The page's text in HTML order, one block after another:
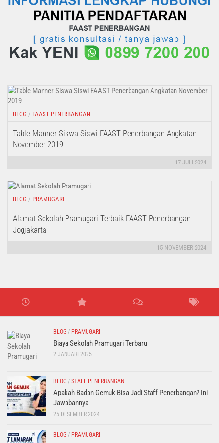
BLOG / FAAST PENERBANGAN
Table Manner Siswa Siswi FAAST Penerbangan Angkatan
November 2019
17 JULI 2024
BLOG / PRAMUGARI
Alamat Sekolah Pramugari Terbaik FAAST Penerbangan
Jogjakarta
15 NOVEMBER 2024
BLOG / PRAMUGARI
Biaya Sekolah Pramugari Terbaru
2 JANUARI 2025
BLOG / STAFF PENERBANGAN
Apakah Badan Gemuk Bisa Jadi Staff Penerbangan? Ini
Jawabannya
25 DESEMBER 2024
BLOG / PRAMUGARI